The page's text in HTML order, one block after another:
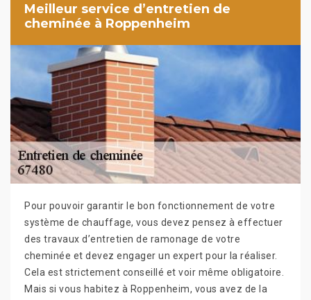
Meilleur service d’entretien de
cheminée à Roppenheim
Pour pouvoir garantir le bon fonctionnement de votre
système de chauffage, vous devez pensez à effectuer
des travaux d’entretien de ramonage de votre
cheminée et devez engager un expert pour la réaliser.
Cela est strictement conseillé et voir même obligatoire.
Mais si vous habitez à Roppenheim, vous avez de la